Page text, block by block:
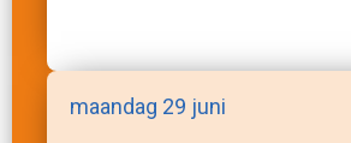
maandag 29 juni